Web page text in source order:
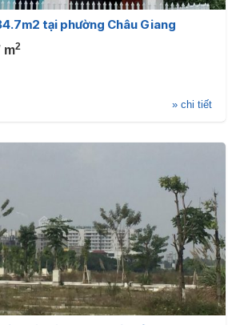
tại phường Châu Giang
m2
» chi tiết